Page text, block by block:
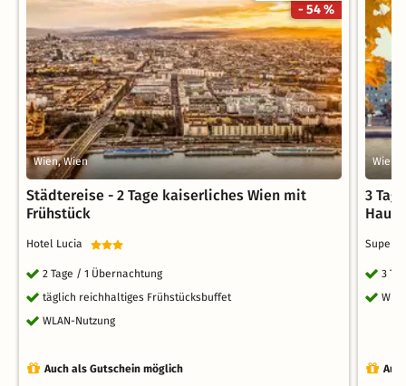
- 54 %
Wien, Wien
Städtereise - 2 Tage kaiserliches Wien mit
Frühstück
Hotel Lucia
2 Tage / 1 Übernachtung
täglich reichhaltiges Frühstücksbuffet
WLAN-Nutzung
Auch als Gutschein möglich
Wien,
3
3